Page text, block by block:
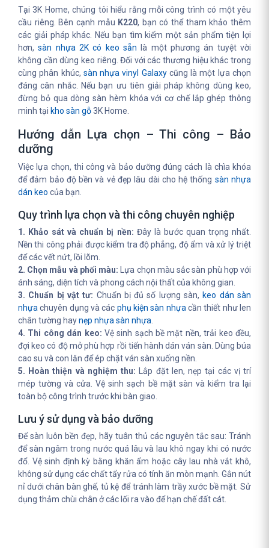
Tại 3K Home, chúng tôi hiểu rằng mỗi công trình có một yêu
cầu riêng. Bên cạnh mẫu K220, bạn có thể tham khảo thêm
các giải pháp khác. Nếu bạn tìm kiếm một sản phẩm tiện lợi
hơn,sàn nhựa 2K có keo sẵn là một phương án tuyệt vời
không cần dùng keo riêng. Đối với các thương hiệu khác trong
cùng phân khúc, sàn nhựa vinyl Galaxycũng là một lựa chọn
đáng cân nhắc. Nếu bạn ưu tiên giải pháp không dùng keo,
đừng bỏ qua dòng sàn hèm khóa với cơ chế lắp ghép thông
minh tại kho sàn gỗ3K Home.
Hướng dẫn Lựa chọn – Thi công – Bảo
dưỡng
Việc lựa chọn, thi công và bảo dưỡng đúng cách là chìa khóa
để đảm bảo độ bền và vẻ đẹp lâu dài cho hệ thống sàn nhựa
dán keo của bạn.
Quy trình lựa chọn và thi công chuyên nghiệp
1. Khảo sát và chuẩn bị nền: Đây là bước quan trọng nhất.
Nền thi công phải được kiểm tra độ phẳng, độ ẩm và xử lý triệt
để các vết nứt, lồi lõm.
2. Chọn mẫu và phối màu: Lựa chọn màu sắc sàn phù hợp với
ánh sáng, diện tích và phong cách nội thất của không gian.
3. Chuẩn bị vật tư: Chuẩn bị đủ số lượng sàn, keo dán sàn
nhựa chuyên dụng và các phụ kiện sàn nhựa cần thiết như len
chân tường haynẹp nhựa sàn nhựa
4. Thi công dán keo: Vệ sinh sạch bề mặt nền, trải keo đều,
đợi keo có độ mở phù hợp rồi tiến hành dán ván sàn. Dùng búa
cao su và con lăn để ép chặt ván sàn xuống nền.
5. Hoàn thiện và nghiệm thu: Lắp đặt len, nẹp tại các vị trí
mép tường và cửa. Vệ sinh sạch bề mặt sàn và kiểm tra lại
toàn bộ công trình trước khi bàn giao.
Lưu ý sử dụng và bảo dưỡng
Để sàn luôn bền đẹp, hãy tuân thủ các nguyên tắc sau: Tránh
để sàn ngâm trong nước quá lâu và lau khô ngay khi có nước
đổ. Vệ sinh định kỳ bằng khăn ẩm hoặc cây lau nhà vắt khô,
không sử dụng các chất tẩy rửa có tính ăn mòn mạnh. Gắn nút
nỉ dưới chân bàn ghế, tủ kệ để tránh làm trầy xước bề mặt. Sử
dụng thảm chùi chân ở các lối ra vào để hạn chế đất cát.